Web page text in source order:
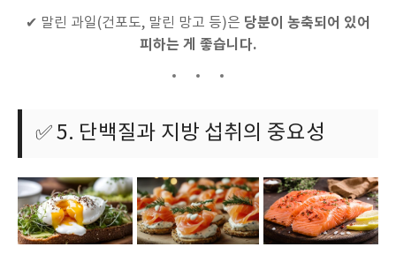
✔ 말린 과일(건포도, 말린 망고 등)은 당분이 농축되어 있어
피하는 게 좋습니다.
✅ 5. 단백질과 지방 섭취의 중요성